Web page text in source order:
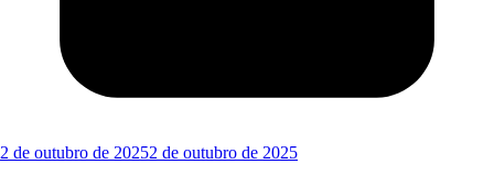
2 de outubro de 20252 de outubro de 2025